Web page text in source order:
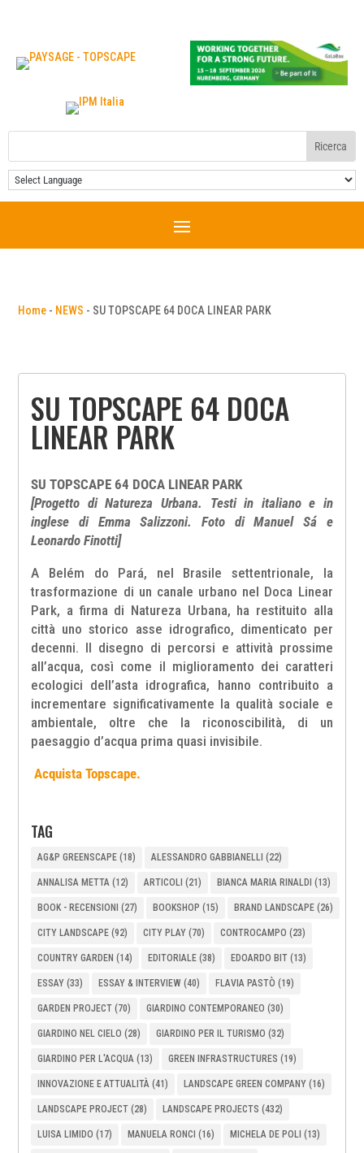
Home - NEWS - SU TOPSCAPE 64 DOCA LINEAR PARK
SU TOPSCAPE 64 DOCA
LINEAR PARK
SU TOPSCAPE 64 DOCA LINEAR PARK
[Progetto di Natureza Urbana. Testi in italiano e in
inglese di Emma Salizzoni. Foto di Manuel Sá e
Leonardo Finotti]
A Belém do Pará, nel Brasile settentrionale, la
trasformazione di un canale urbano nel Doca Linear
Park, a firma di Natureza Urbana, ha restituito alla
città uno storico asse idrografico, dimenticato per
decenni. Il disegno di percorsi e attività prossime
all’acqua, così come il miglioramento dei caratteri
ecologici dell’asta idrografica, hanno contribuito a
incrementare significativamente la qualità sociale e
ambientale, oltre che la riconoscibilità, di un
paesaggio d’acqua prima quasi invisibile.
Acquista Topscape.
TAG
AG&P GREENSCAPE (18) ALESSANDRO GABBIANELLI (22)
ANNALISA METTA (12) ARTICOLI (21) BIANCA MARIA RINALDI (13)
BOOK - RECENSIONI (27) BOOKSHOP (15) BRAND LANDSCAPE (26)
CITY LANDSCAPE (92) CITY PLAY (70) CONTROCAMPO (23)
COUNTRY GARDEN (14) EDITORIALE (38) EDOARDO BIT (13)
ESSAY (33) ESSAY & INTERVIEW (40) FLAVIA PASTÒ (19)
GARDEN PROJECT (70) GIARDINO CONTEMPORANEO (30)
GIARDINO NEL CIELO (28) GIARDINO PER IL TURISMO (32)
GIARDINO PER L'ACQUA (13) GREEN INFRASTRUCTURES (19)
INNOVAZIONE E ATTUALITÀ (41) LANDSCAPE GREEN COMPANY (16)
LANDSCAPE PROJECT (28) LANDSCAPE PROJECTS (432)
LUISA LIMIDO (17) MANUELA RONCI (16) MICHELA DE POLI (13)